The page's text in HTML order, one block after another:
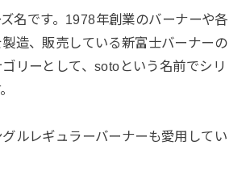
ズ名です。1978年創業のバーナーや各
造、販売している新富士バーナーの
リーとして、sotoという名前でシリ
ルレギュラーバーナーも愛用してい